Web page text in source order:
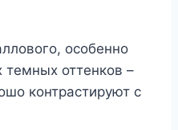
особенно
темных оттенков –
контрастируют с